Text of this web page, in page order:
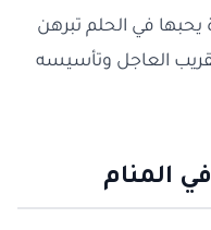
يحبها في الحلم تبرهن
العاجل وتأسيسه
المنام